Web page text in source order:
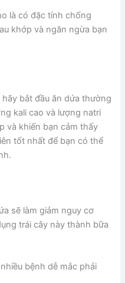
là có đặc tính chống
khớp và ngăn ngừa bạn
bắt đầu ăn dứa thường
kali cao và lượng natri
và khiến bạn cảm thấy
tốt nhất để bạn có thể
sẽ làm giảm nguy cơ
trái cây này thành bữa
bệnh dễ mắc phải